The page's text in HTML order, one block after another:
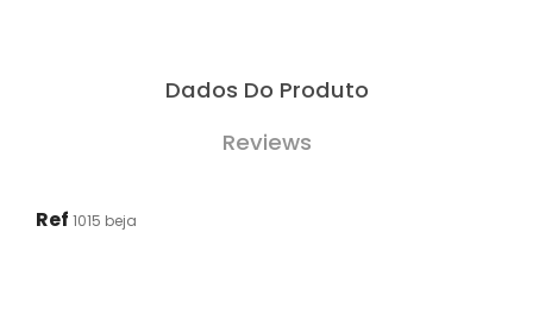
Dados Do Produto
Reviews
Ref 1015 beja